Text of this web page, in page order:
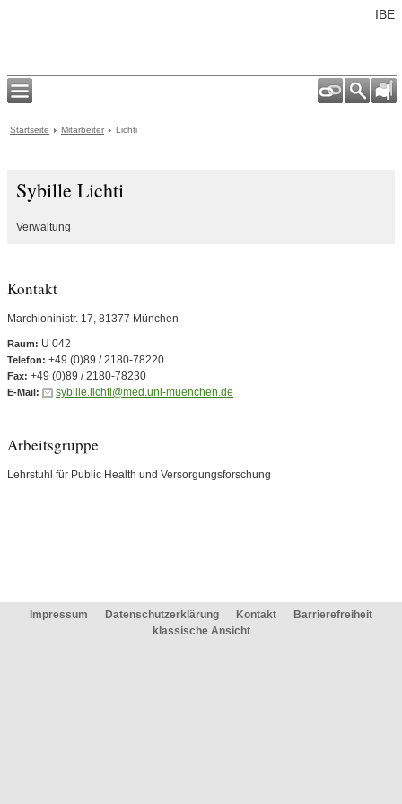
IBE
Startseite Mitarbeiter Lichti
Sybille Lichti
Verwaltung
Kontakt
Marchioninistr. 17, 81377 München
Raum: U 042
Telefon: +49 (0)89 / 2180-78220
Fax: +49 (0)89 / 2180-78230
E-Mail: sybille.lichti@med.uni-muenchen.de
Arbeitsgruppe
Lehrstuhl für Public Health und Versorgungsforschung
Impressum Datenschutzerklärung Kontakt
Barrierefreiheit
klassische Ansicht